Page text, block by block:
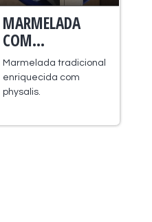
MARMELADA
COM...
Marmelada tradicional
enriquecida com
physalis.